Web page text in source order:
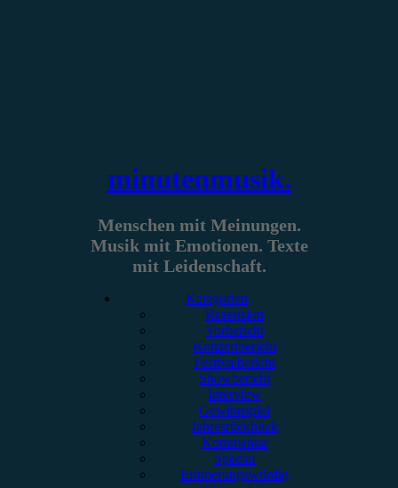
minutenmusik.
Menschen mit Meinungen.
Musik mit Emotionen. Texte
mit Leidenschaft.
Kategorien
Rezension
Vorbericht
Konzertbericht
Festivalbericht
Showbericht
Interview
Gewinnspiel
Jahresrückblick
Kommentar
Special
Erinnerungswürdig